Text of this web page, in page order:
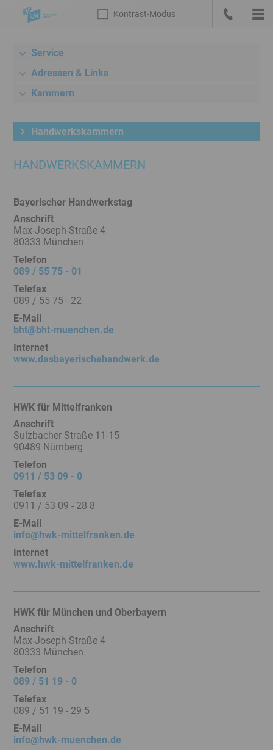
Sprungmarken
Kontrast-
Meta-
Navigation
Suche,
und
Unternavigation
Rechner
Inhalt
Service
Menü
Juristisches
Menü
Startseite
Kontrast-Modus
Die
Service
Adressen & Links
Kammern
Handwerkskammern
HANDWERKSKAMMERN
Bayerischer Handwerkstag
Anschrift
Max-Joseph-Straße 4
80333 München
Telefon
089 / 55 75 - 01
Telefax
089 / 55 75 - 22
E-Mail
bht@bht-muenchen.de
Internet
www.dasbayerischehandwerk.de
HWK für Mittelfranken
Anschrift
Sulzbacher Straße 11-15
90489 Nürnberg
Telefon
0911 / 53 09 - 0
Telefax
0911 / 53 09 - 28 8
E-Mail
info@hwk-mittelfranken.de
Internet
www.hwk-mittelfranken.de
HWK für München und Oberbayern
Anschrift
Max-Joseph-Straße 4
80333 München
Telefon
089 / 51 19 - 0
Telefax
089 / 51 19 - 29 5
E-Mail
info@hwk-muenchen.de